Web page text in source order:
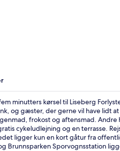
minutters kørsel til Liseberg
og gæster, der gerne vil have lidt at
frokost og aftensmad.
cykeludlejning og en terrasse.
ligger kun en kort gåtur fra
Brunnsparken Sporvognsstation